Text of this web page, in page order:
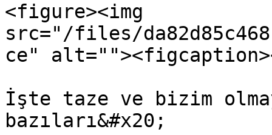
<figure><img
src="/files/
ce"
İşte taze ve bizim
bazıları&#x20;